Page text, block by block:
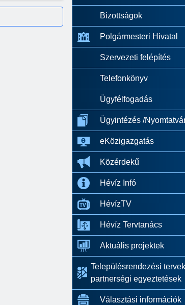
Bizottságok
Polgármesteri Hivatal
Szervezeti felépítés
Telefonkönyv
Ügyfélfogadás
Ügyintézés /
eKözigazgatás
Közérdekű
Hévíz Infó
HévízTV
Hévíz Tervtanács
Aktuális projektek
Településrendezési
partnerségi egyeztetések
Választási információk